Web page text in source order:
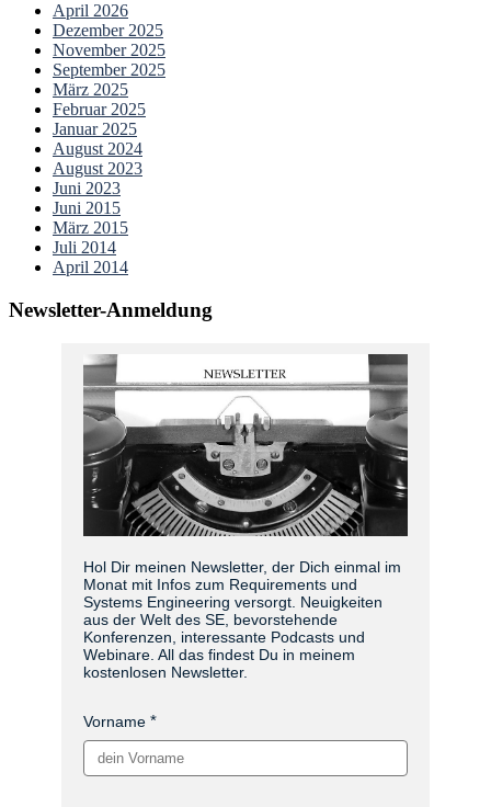
April 2026
Dezember 2025
November 2025
September 2025
März 2025
Februar 2025
Januar 2025
August 2024
August 2023
Juni 2023
Juni 2015
März 2015
Juli 2014
April 2014
Newsletter-Anmeldung
Hol Dir meinen Newsletter, der Dich einmal im
Monat mit Infos zum Requirements und
Systems Engineering versorgt. Neuigkeiten
aus der Welt des SE, bevorstehende
Konferenzen, interessante Podcasts und
Webinare. All das findest Du in meinem
kostenlosen Newsletter.
Vorname